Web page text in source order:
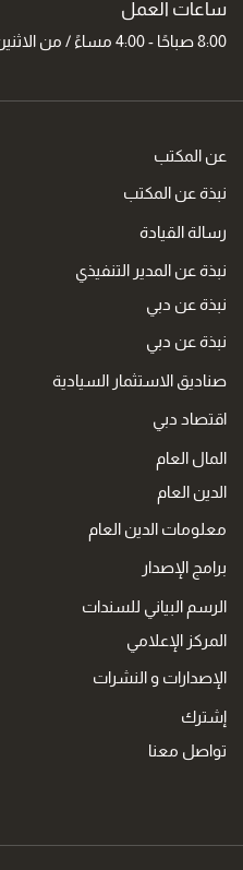
ساعات العمل
8:00 صباحًا - 4:00 مساءً / من الاثنين إلى الجمعة
عن المكتب
نبذة عن المكتب
رسالة القيادة
نبذة عن المدير التنفيذي
نبذة عن دبي
نبذة عن دبي
صناديق الاستثمار السيادية
اقتصاد دبي
المال العام
الدين العام
معلومات الدين العام
برامج الإصدار
الرسم البياني للسندات
المركز الإعلامي
الإصدارات و النشرات
إشترك
تواصل معنا